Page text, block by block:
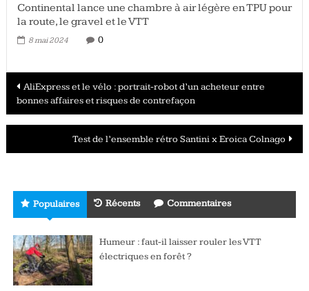
Continental lance une chambre à air légère en TPU pour
la route, le gravel et le VTT
8 mai 2024 0
Navigation
des
AliExpress et le vélo : portrait-robot d’un acheteur entre
bonnes affaires et risques de contrefaçon
Test de l’ensemble rétro Santini x Eroica Colnago
Populaires Récents Commentaires
Humeur : faut-il laisser rouler les VTT
électriques en forêt ?